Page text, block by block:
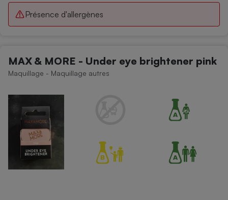
Présence d'allergènes
MAX & MORE - Under eye brightener pink
Maquillage - Maquillage autres